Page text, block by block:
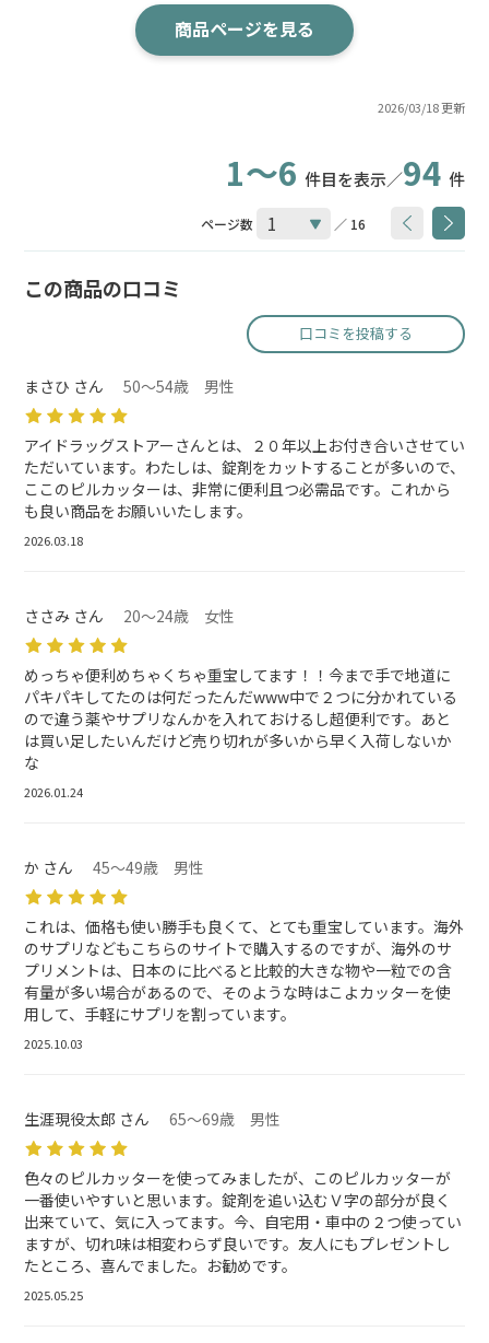
2026/03/18 更新
商品ページを見る
1～6 件目を表示／94 件
ページ数 ／ 16
この商品の口コミ
口コミを投稿する
まさひ さん 50～54歳 男性
アイドラッグストアーさんとは、２０年以上お付き合いさせてい
ただいています。わたしは、錠剤をカットすることが多いので、
ここのピルカッターは、非常に便利且つ必需品です。これから
も良い商品をお願いいたします。
2026.03.18
ささみ さん 20～24歳 女性
めっちゃ便利めちゃくちゃ重宝してます！！今まで手で地道に
パキパキしてたのは何だったんだwww中で２つに分かれている
ので違う薬やサプリなんかを入れておけるし超便利です。あと
は買い足したいんだけど売り切れが多いから早く入荷しないか
な
2026.01.24
か さん 45～49歳 男性
これは、価格も使い勝手も良くて、とても重宝しています。海外
のサプリなどもこちらのサイトで購入するのですが、海外のサ
プリメントは、日本のに比べると比較的大きな物や一粒での含
有量が多い場合があるので、そのような時はこよカッターを使
用して、手軽にサプリを割っています。
2025.10.03
生涯現役太郎 さん 65～69歳 男性
色々のピルカッターを使ってみましたが、このピルカッターが
一番使いやすいと思います。錠剤を追い込むＶ字の部分が良く
出来ていて、気に入ってます。今、自宅用・車中の２つ使ってい
ますが、切れ味は相変わらず良いです。友人にもプレゼントし
たところ、喜んでました。お勧めです。
2025.05.25